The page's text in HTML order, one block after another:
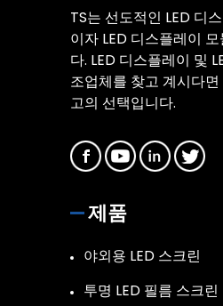
TS는 선도적인 LED 디
이자 LED 디스플레이
다. LED 디스플레이 및
조업체를 찾고 계시다
고의 선택입니다.
제품
야외용 LED 스크린
투명 LED 필름 스크린